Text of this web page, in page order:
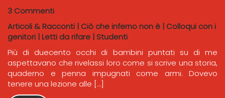
3 Commenti
Articoli & Racconti | Ciò che inferno non è | Colloqui con i
genitori | Letti da rifare | Studenti
Più di duecento occhi di bambini puntati su di me
aspettavano che rivelassi loro come si scrive una storia,
quaderno e penna impugnati come armi. Dovevo
tenere una lezione alle […]